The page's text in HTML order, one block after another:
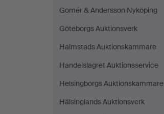
Gomér & Andersson Nyköping
Göteborgs Auktionsverk
Halmstads Auktionskammare
Handelslagret Auktionsservice
Helsingborgs Auktionskammare
Hälsinglands Auktionsverk